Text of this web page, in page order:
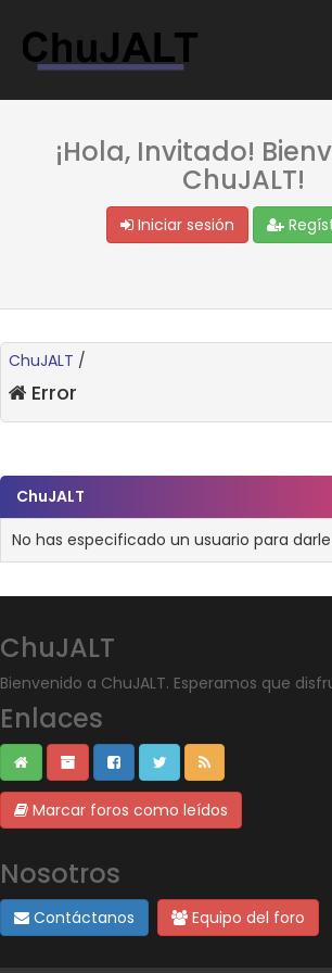
¡Hola, Invitado!
ChuJALT!
Iniciar sesión
ChuJALT /
Error
ChuJALT
No has especificado un usuario para
ChuJALT
Bienvenido a ChuJALT. Esperamos que
Enlaces
Marcar foros como leídos
Nosotros
Contáctanos Equipo del foro